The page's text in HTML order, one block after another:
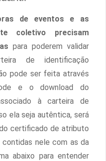
de eventos e as
coletivo precisam
para poderem validar
de identificação
pode ser feita através
e o download do
à carteira de
ela seja autêntica, será
certificado de atributo
nele com as da
abaixo para entender